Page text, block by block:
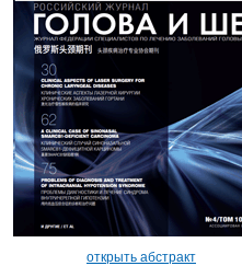
открыть абстракт